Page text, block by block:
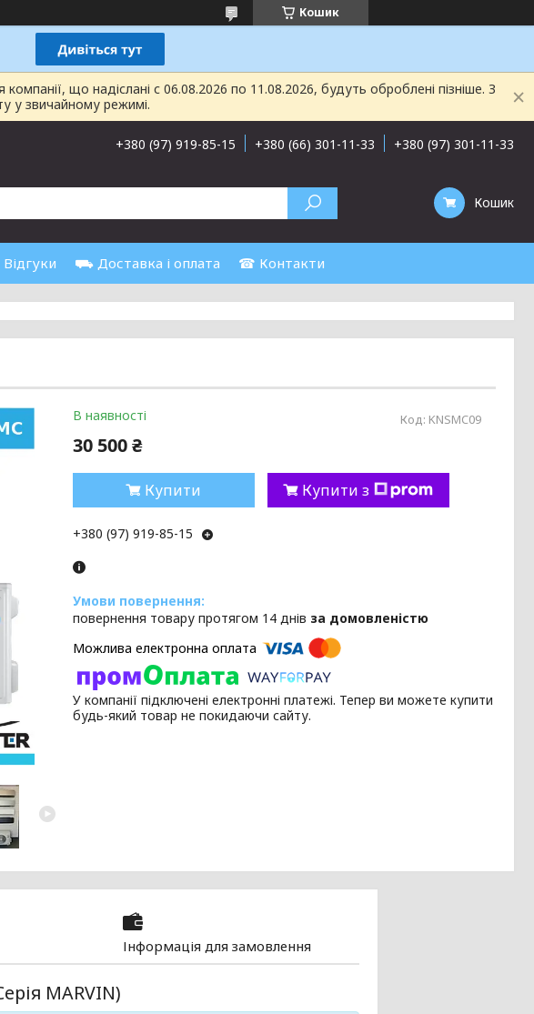
Кошик
що надіслані с 06.08.2026 по 11.08.2026, будуть оброблені пізніше. З
у звичайному режимі.
+380 (97) 919-85-15 +380 (66) 301-11-33 +380 (97) 301-11-33
Кошик
Відгуки ⛟ Доставка і оплата ☎ Контакти
В наявності Код: KNSMC09
30 500 ₴
Купити Купити з
+380 (97) 919-85-15
повернення товару протягом 14 днів за домовленістю
У компанії підключені електронні платежі. Тепер ви можете купити
будь-який товар не покидаючи сайту.
Інформація для замовлення
MARVIN)